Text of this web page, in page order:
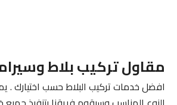
مقاول تركيب بلاط
افضل خدمات تركيب البلاط حسب اختيارك .